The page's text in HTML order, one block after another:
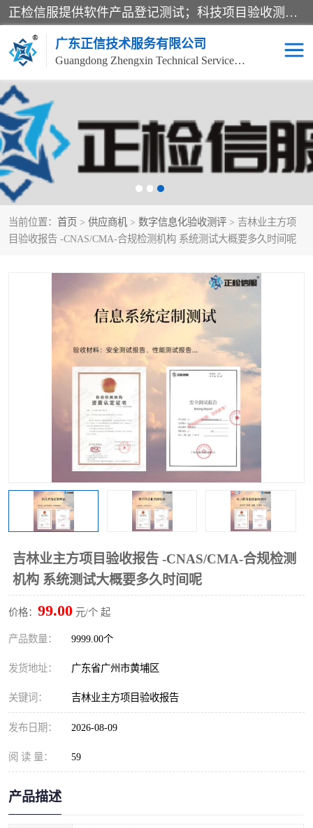
正检信服提供软件产品登记测试；科技项目验收测试；产品确认测试；功能测试；性能测试；安全测试；代码审计测试；漏洞扫描测试；渗透测试；风险评估测试；信息安全等级保护测评；双软认定；实验室建设质量体系建设；软件着作权、软件评测等服务。
广东正信技术服务有限公司
Guangdong Zhengxin Technical Service Co., Ltd
当前位置： 首页 > 供应商机 > 数字信息化验收测评 > 吉林业主方项
目验收报告 -CNAS/CMA-合规检测机构 系统测试大概要多久时间呢
吉林业主方项目验收报告 -CNAS/CMA-合规检测
机构 系统测试大概要多久时间呢
价格： 99.00 元/个 起
产品数量： 9999.00个
发货地址： 广东省广州市黄埔区
关键词： 吉林业主方项目验收报告
发布日期： 2026-08-09
阅 读 量： 59
产品描述
电子政务验收测评 数字信息化验收测评
应用软件系统测试 信息系统漏洞扫描
科技成果鉴定测试
信息安全风险评估 系统性能效率测试